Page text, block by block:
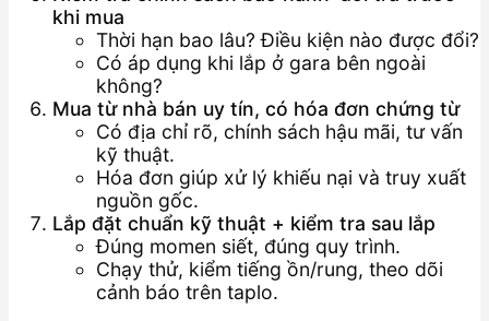
khi mua
Thời hạn bao lâu? Điều kiện nào được đổi?
Có áp dụng khi lắp ở gara bên ngoài
không?
Mua từ nhà bán uy tín, có hóa đơn chứng từ
Có địa chỉ rõ, chính sách hậu mãi, tư vấn
kỹ thuật.
Hóa đơn giúp xử lý khiếu nại và truy xuất
nguồn gốc.
Lắp đặt chuẩn kỹ thuật + kiểm tra sau lắp
Đúng momen siết, đúng quy trình.
Chạy thử, kiểm tiếng ồn/rung, theo dõi
cảnh báo trên taplo.